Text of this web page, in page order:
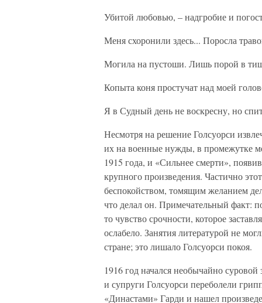
Убитой любовью, – надгробие и
Меня схоронили здесь... Поросла
Могила на пустоши. Лишь порой в
Копыта коня простучат над моей
Я в Судный день не воскресну, но
Несмотря на решение Голсуорси
их на военные нужды, в промежутке
1915 года, и «Сильнее смерти»,
крупного произведения. Частично
беспокойством, томящим желанием
что делал он. Примечательный факт:
то чувство срочности, которое
ослабело. Занятия литературой не
стране; это лишало Голсуорси покоя.
1916 год начался необычайно
и супруги Голсуорси переболели
«Династами» Гарди и нашел